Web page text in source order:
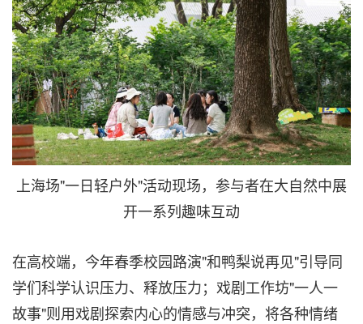
上海场"一日轻户外"活动现场，参与者在大自然中展
开一系列趣味互动
在高校端，今年春季校园路演"和鸭梨说再见"引导同
学们科学认识压力、释放压力；戏剧工作坊"一人一
故事"则用戏剧探索内心的情感与冲突，将各种情绪